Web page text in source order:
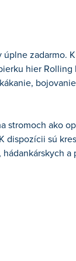
zadarmo.
hier Rolling
stromoch ako
dispozícii sú
a